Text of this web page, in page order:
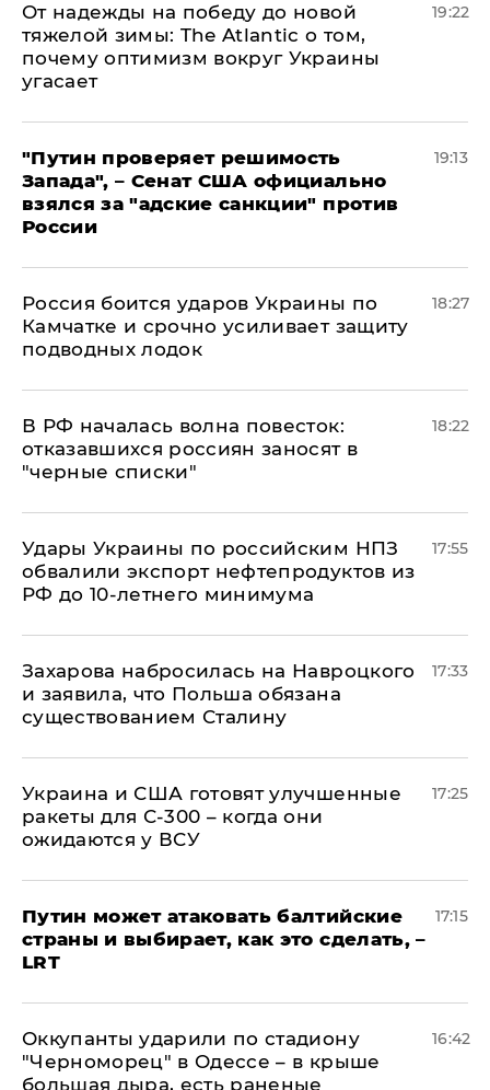
От надежды на победу до новой
тяжелой зимы: The Atlantic о том,
почему оптимизм вокруг Украины
угасает
19:22
"Путин проверяет решимость
Запада", – Сенат США официально
взялся за "адские санкции" против
России
19:13
Россия боится ударов Украины по
Камчатке и срочно усиливает защиту
подводных лодок
18:27
​В РФ началась волна повесток:
отказавшихся россиян заносят в
"черные списки"
18:22
Удары Украины по российским НПЗ
обвалили экспорт нефтепродуктов из
РФ до 10-летнего минимума
17:55
​Захарова набросилась на Навроцкого
и заявила, что Польша обязана
существованием Сталину
17:33
Украина и США готовят улучшенные
ракеты для С-300 – когда они
ожидаются у ВСУ
17:25
Путин может атаковать балтийские
страны и выбирает, как это сделать, –
LRT
17:15
Оккупанты ударили по стадиону
"Черноморец" в Одессе – в крыше
большая дыра, есть раненые
16:42